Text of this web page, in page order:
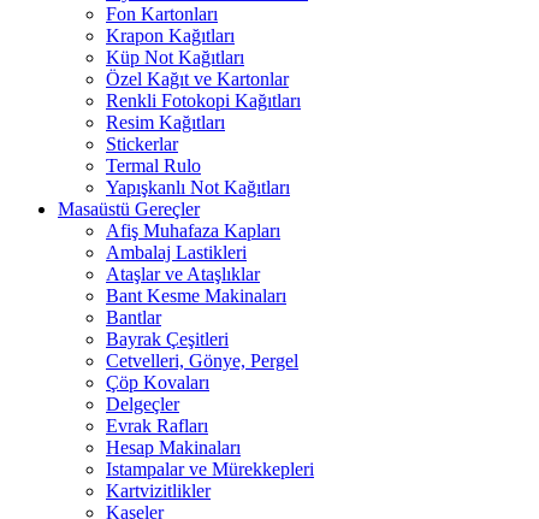
Fon Kartonları
Krapon Kağıtları
Küp Not Kağıtları
Özel Kağıt ve Kartonlar
Renkli Fotokopi Kağıtları
Resim Kağıtları
Stickerlar
Termal Rulo
Yapışkanlı Not Kağıtları
Masaüstü Gereçler
Afiş Muhafaza Kapları
Ambalaj Lastikleri
Ataşlar ve Ataşlıklar
Bant Kesme Makinaları
Bantlar
Bayrak Çeşitleri
Cetvelleri, Gönye, Pergel
Çöp Kovaları
Delgeçler
Evrak Rafları
Hesap Makinaları
Istampalar ve Mürekkepleri
Kartvizitlikler
Kaşeler